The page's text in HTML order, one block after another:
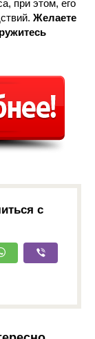
при этом, его
Желаете
с